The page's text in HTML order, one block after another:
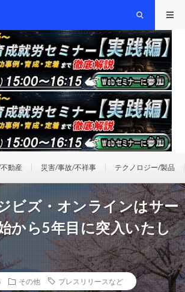
動産 災害/事故/不祥事 テクノロジー/製品
ビズ・オンラインはサー
から5年目に突入いたし
その他 プレスリリースなど